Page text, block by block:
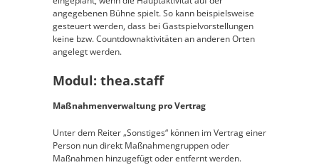
angegebenen Bühne spielt. So kann beispielsweise
gesteuert werden, dass bei Gastspielvorstellungen
keine bzw. Countdownaktivitäten an anderen Orten
angelegt werden.
Modul: thea.staff
Maßnahmenverwaltung pro Vertrag
Unter dem Reiter „Sonstiges“ können im Vertrag einer
Person nun direkt Maßnahmengruppen oder
Maßnahmen hinzugefügt oder entfernt werden.